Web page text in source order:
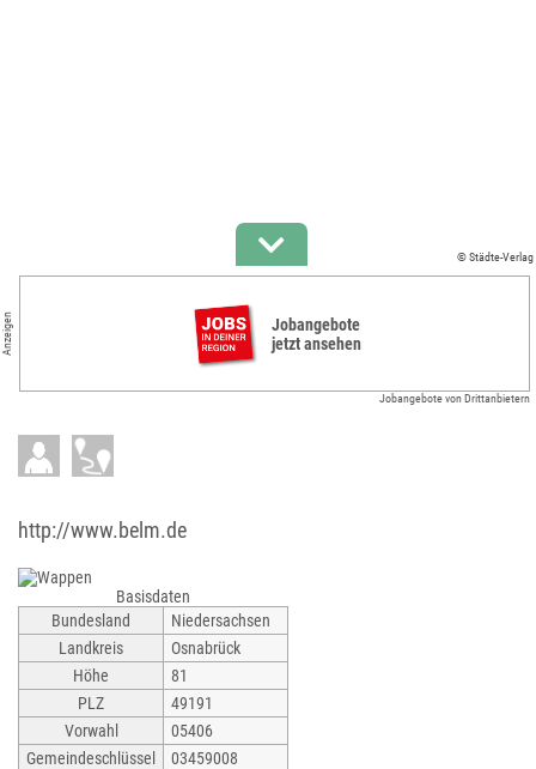
© Städte-Verlag
Anzeigen
Jobangebote
jetzt ansehen
Jobangebote von Drittanbietern
http://www.belm.de
Basisdaten
Bundesland
Niedersachsen
Landkreis
Osnabrück
Höhe
81
PLZ
49191
Vorwahl
05406
Gemeindeschlüssel
03459008